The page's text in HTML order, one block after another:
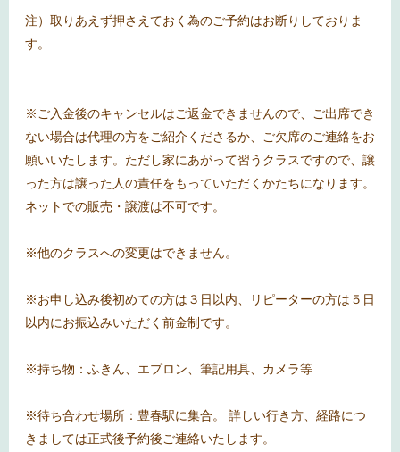
注）取りあえず押さえておく為のご予約はお断りしておりま
す。
※ご入金後のキャンセルはご返金できませんので、ご出席でき
ない場合は代理の方をご紹介くださるか、ご欠席のご連絡をお
願いいたします。ただし家にあがって習うクラスですので、譲
った方は譲った人の責任をもっていただくかたちになります。
ネットでの販売・譲渡は不可です。
※他のクラスへの変更はできません。
※お申し込み後初めての方は３日以内、リピーターの方は５日
以内にお振込みいただく前金制です。
※持ち物：ふきん、エプロン、筆記用具、カメラ等
※待ち合わせ場所：豊春駅に集合。 詳しい行き方、経路につ
きましては正式後予約後ご連絡いたします。